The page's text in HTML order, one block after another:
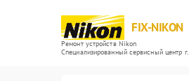
FIX-NIKON
Ремонт устройств Nikon
Специализированный cервисный центр г.